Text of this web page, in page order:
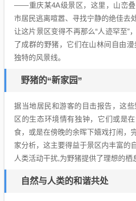
——重庆某4A级景区，这里，山峦
市居民逃离喧嚣、寻找宁静的绝佳去
让这片景区变得不再那么“人迹罕至”
了成群的野猪，它们在山林间自由
独特的风景线。
野猪的“新家园”
据当地居民和游客的目击报告，这
区的生态环境情有独钟，它们或是
食，或是在傍晚的余晖下嬉戏打闹，
家分析，这主要得益于景区内丰富的
人类活动干扰,为野猪提供了理想的栖
自然与人类的和谐共处